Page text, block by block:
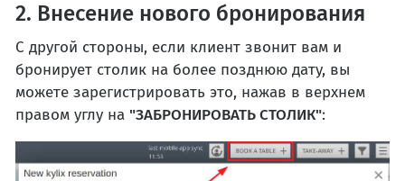
2. Внесение нового бронирования
С другой стороны, если клиент звонит вам и
бронирует столик на более позднюю дату, вы
можете зарегистрировать это, нажав в верхнем
правом углу на "ЗАБРОНИРОВАТЬ СТОЛИК":